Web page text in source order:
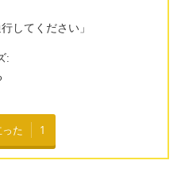
してください」
:
た 1